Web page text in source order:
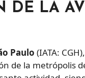
DE LA
Paulo (IATA:
de la metrópolis